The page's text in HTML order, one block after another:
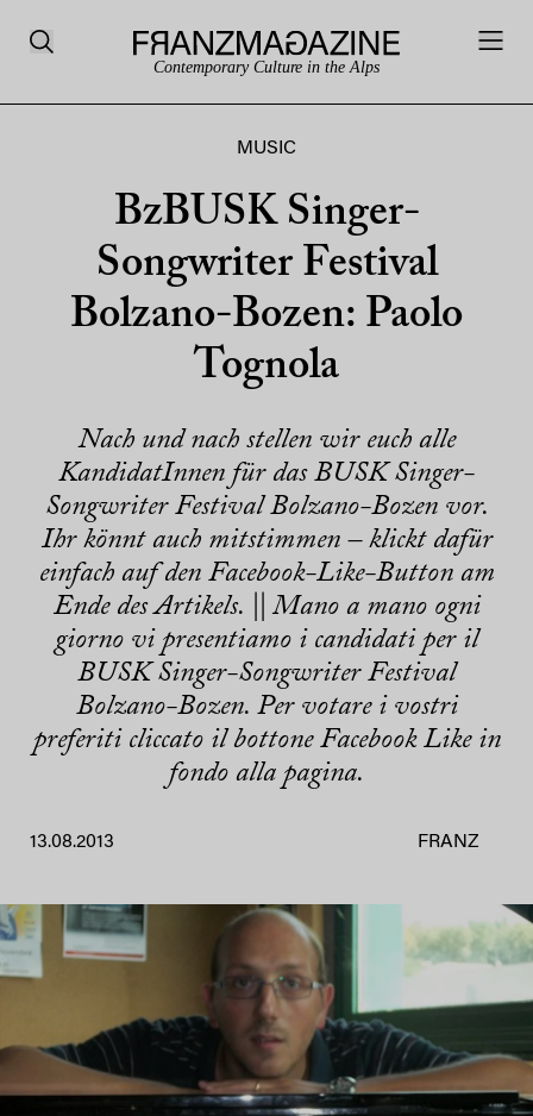
Contemporary Culture in the Alps
MUSIC
BzBUSK Singer-
Songwriter Festival
Bolzano-Bozen: Paolo
Tognola
Nach und nach stellen wir euch alle
KandidatInnen für das BUSK Singer-
Songwriter Festival Bolzano-Bozen vor.
Ihr könnt auch mitstimmen – klickt dafür
einfach auf den Facebook-Like-Button am
Ende des Artikels. || Mano a mano ogni
giorno vi presentiamo i candidati per il
BUSK Singer-Songwriter Festival
Bolzano-Bozen. Per votare i vostri
preferiti cliccato il bottone Facebook Like in
fondo alla pagina.
13.08.2013 FRANZ